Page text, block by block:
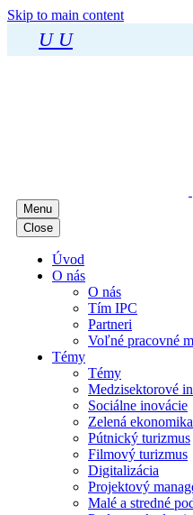
Skip to main content
U U
Menu
Close
Úvod
O nás
O nás
Tím IPC
Partneri
Voľné pracovné
Témy
Témy
Medzisektorové
Sociálne inovácie
Zelená ekonomika
Pútnický turizmus
Filmový turizmus
Digitalizácia
Projektový
Malé a stredné